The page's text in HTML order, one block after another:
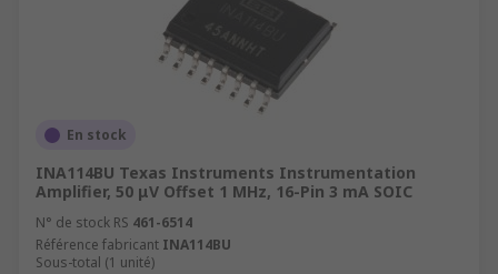
En stock
INA114BU Texas Instruments Instrumentation
Amplifier, 50 μV Offset 1 MHz, 16-Pin 3 mA SOIC
N° de stock RS 461-6514
Référence fabricant INA114BU
Sous-total (1 unité)